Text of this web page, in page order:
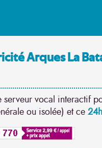
Arques La
vocal interactif
ou isolée) et ce